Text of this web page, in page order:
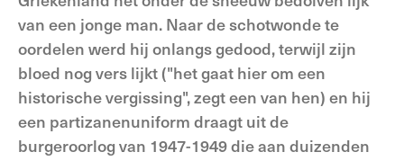
van een jonge man. Naar de schotwonde te
oordelen werd hij onlangs gedood, terwijl zijn
bloed nog vers lijkt ("het gaat hier om een
historische vergissing", zegt een van hen) en hij
een partizanenuniform draagt uit de
burgeroorlog van 1947-1949 die aan duizenden